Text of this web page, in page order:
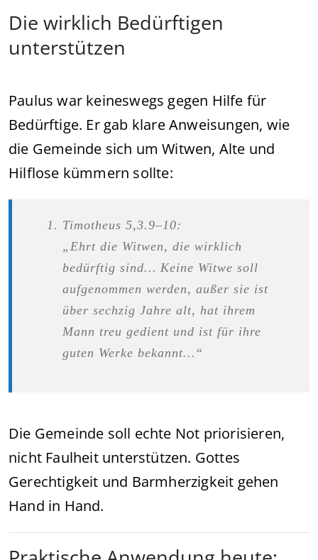
Die wirklich Bedürftigen
unterstützen
Paulus war keineswegs gegen Hilfe für
Bedürftige. Er gab klare Anweisungen, wie
die Gemeinde sich um Witwen, Alte und
Hilflose kümmern sollte:
Timotheus 5,3.9–10:
„Ehrt die Witwen, die wirklich
bedürftig sind… Keine Witwe soll
aufgenommen werden, außer sie ist
über sechzig Jahre alt, hat ihrem
Mann treu gedient und ist für ihre
guten Werke bekannt…“
Die Gemeinde soll echte Not priorisieren,
nicht Faulheit unterstützen. Gottes
Gerechtigkeit und Barmherzigkeit gehen
Hand in Hand.